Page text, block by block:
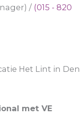
/ (015 - 820
Het Lint in Den
met VE